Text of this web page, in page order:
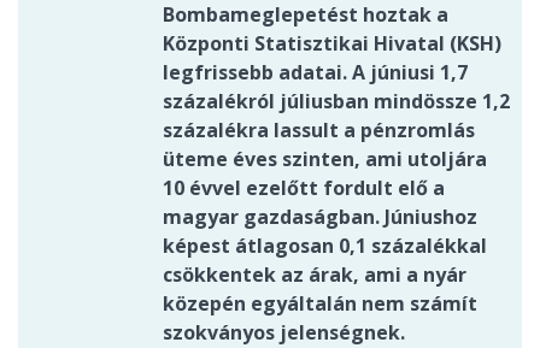
Bombameglepetést hoztak a
Központi Statisztikai Hivatal (KSH)
legfrissebb adatai. A júniusi 1,7
százalékról júliusban mindössze 1,2
százalékra lassult a pénzromlás
üteme éves szinten, ami utoljára
10 évvel ezelőtt fordult elő a
magyar gazdaságban. Júniushoz
képest átlagosan 0,1 százalékkal
csökkentek az árak, ami a nyár
közepén egyáltalán nem számít
szokványos jelenségnek.